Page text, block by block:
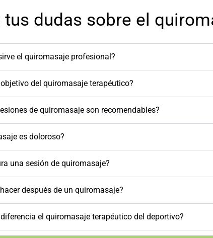
tus dudas sobre el
el quiromasaje profesional?
del quiromasaje terapéutico?
de quiromasaje son recomendables?
es doloroso?
una sesión de quiromasaje?
después de un quiromasaje?
el quiromasaje terapéutico del deportivo?